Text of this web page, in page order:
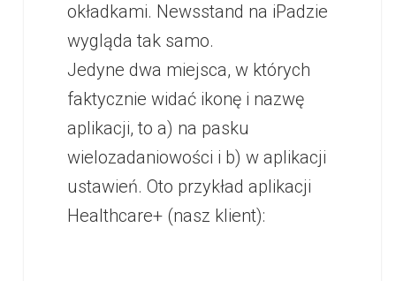
okładkami. Newsstand na iPadzie
wygląda tak samo.
Jedyne dwa miejsca, w których
faktycznie widać ikonę i nazwę
aplikacji, to a) na pasku
wielozadaniowości i b) w aplikacji
ustawień. Oto przykład aplikacji
Healthcare+ (nasz klient):